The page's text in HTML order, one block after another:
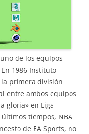
de los equipos
1986 Instituto
la primera división
entre ambos equipos
gloria» en Liga
tiempos, NBA
de EA Sports, no